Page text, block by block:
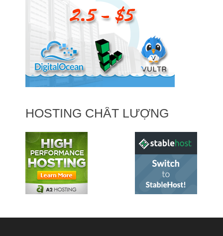
HOSTING CHẤT LƯỢNG